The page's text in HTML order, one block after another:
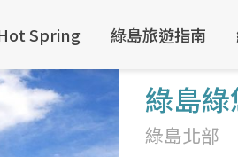
Spring 綠島旅遊指南
綠島
綠島北部